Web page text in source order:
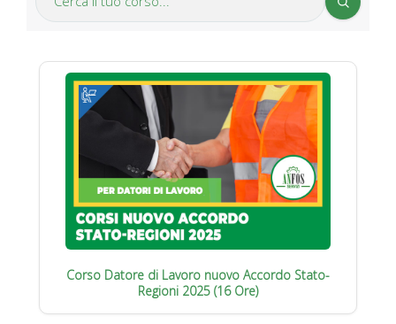
Corso Datore di Lavoro nuovo Accordo Stato-
Regioni 2025 (16 Ore)